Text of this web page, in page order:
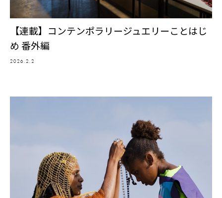
【連載】コンテンポラリージュエリーことはじ
め 番外編
2026.2.2